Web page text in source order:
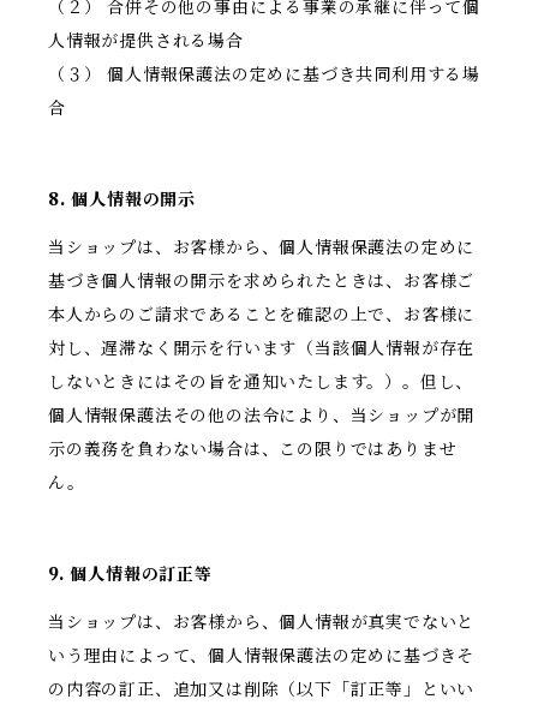
（２） 合併その他の事由による事業の承継に伴って個
人情報が提供される場合
（３） 個人情報保護法の定めに基づき共同利用する場
合
8. 個人情報の開示
当ショップは、お客様から、個人情報保護法の定めに
基づき個人情報の開示を求められたときは、お客様ご
本人からのご請求であることを確認の上で、お客様に
対し、遅滞なく開示を行います（当該個人情報が存在
しないときにはその旨を通知いたします。）。但し、
個人情報保護法その他の法令により、当ショップが開
示の義務を負わない場合は、この限りではありませ
ん。
9. 個人情報の訂正等
当ショップは、お客様から、個人情報が真実でないと
いう理由によって、個人情報保護法の定めに基づきそ
の内容の訂正、追加又は削除（以下「訂正等」といい